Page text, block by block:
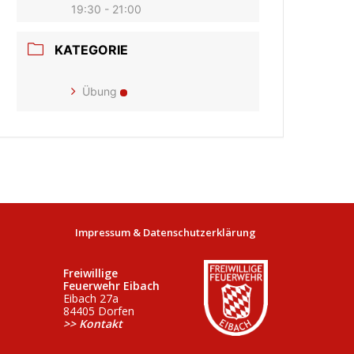
19:30 - 21:00
KATEGORIE
Übung
Impressum & Datenschutzerklärung
Freiwillige
Feuerwehr Eibach
Eibach 27a
84405 Dorfen
>> Kontakt